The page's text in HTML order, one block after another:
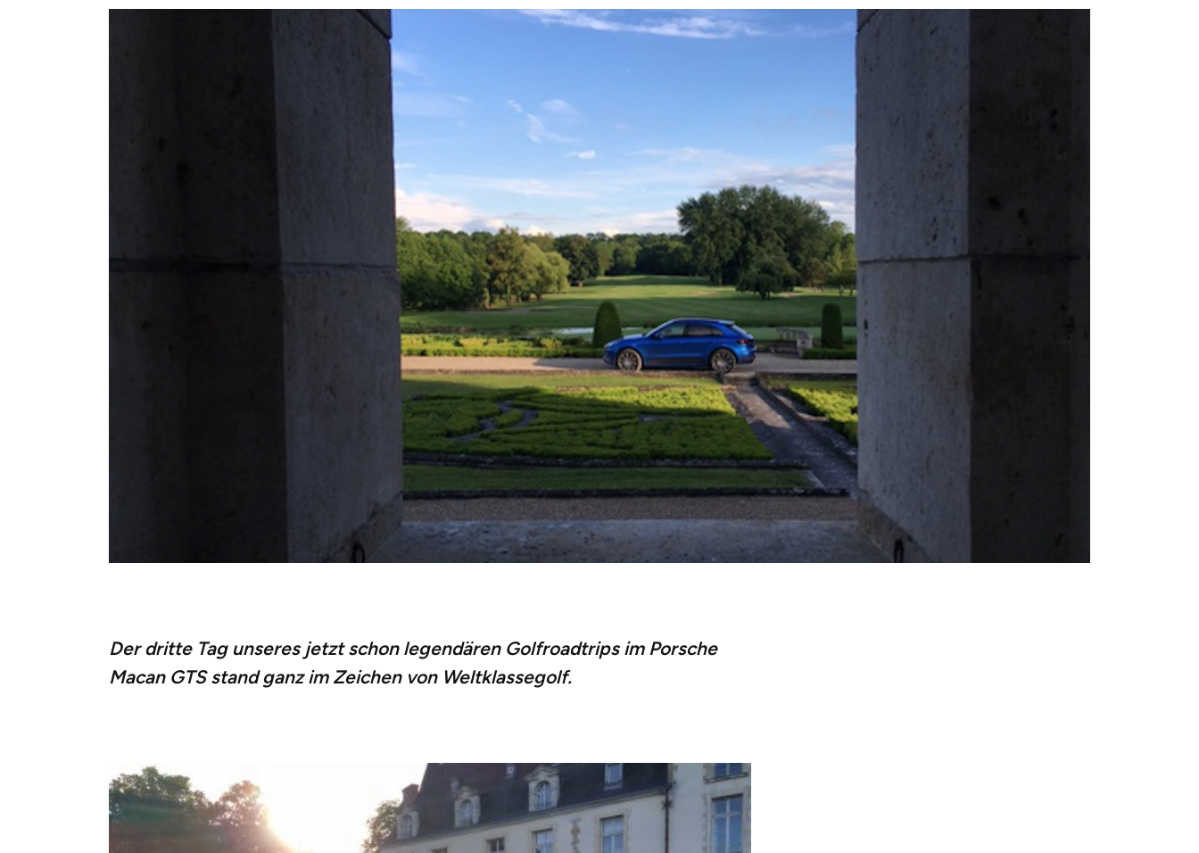
Der dritte Tag unseres jetzt schon legendären Golfroadtrips im Porsche
Macan GTS stand ganz im Zeichen von Weltklassegolf.